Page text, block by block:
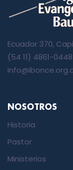
Ecuador 370,
(54 11) 4861-0448
NOSOTROS
Historia
Pastor
Ministerios